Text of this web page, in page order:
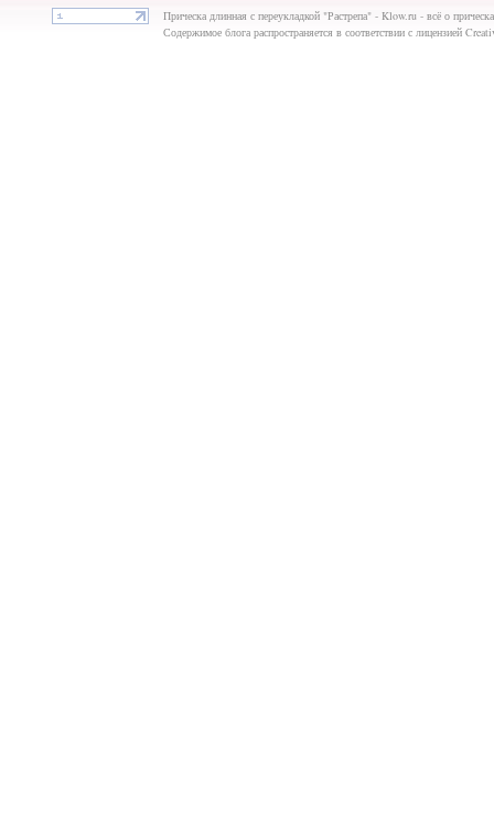
Прическа длинная с переукладкой "Растрепа" - Klow.ru - всё о
Содержимое блога распространяется в соответствии с лицензией